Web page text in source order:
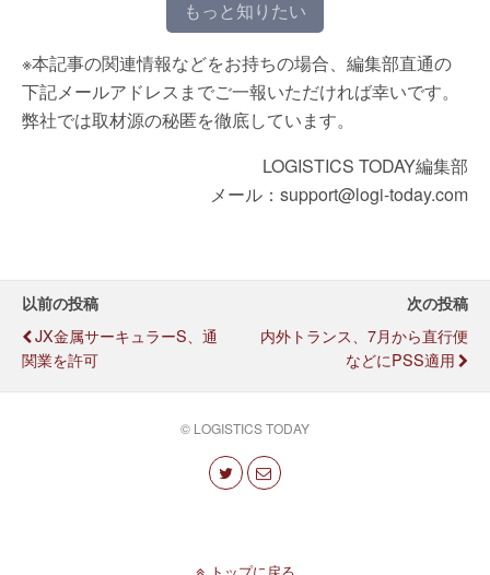
もっと知りたい
※本記事の関連情報などをお持ちの場合、編集部直通の
下記メールアドレスまでご一報いただければ幸いです。
弊社では取材源の秘匿を徹底しています。
LOGISTICS TODAY編集部
メール：support@logi-today.com
以前の投稿
JX金属サーキュラーS、通
関業を許可
次の投稿
内外トランス、7月から直行便
などにPSS適用
© LOGISTICS TODAY